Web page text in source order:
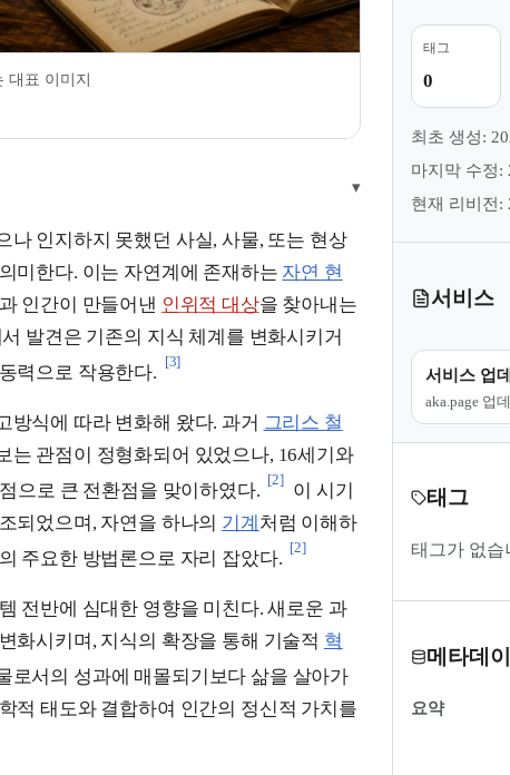
대표 이미지
▾
나 인지하지 못했던 사실, 사물, 또는 현상
미한다. 이는 자연계에 존재하는 자연 현
인간이 만들어낸 인위적 대상을 찾아내는
발견은 기존의 지식 체계를 변화시키거
력으로 작용한다.
[3]
방식에 따라 변화해 왔다. 과거 그리스 철
는 관점이 정형화되어 있었으나, 16세기와
으로 큰 전환점을 맞이하였다.
[2]
이 시기
되었으며, 자연을 하나의 기계 처럼 이해하
주요한 방법론으로 자리 잡았다.
[2]
전반에 심대한 영향을 미친다. 새로운 과
화시키며, 지식의 확장을 통해 기술적 혁
로서의 성과에 매몰되기보다 삶을 살아가
적 태도와 결합하여 인간의 정신적 가치를
태그
0
최초 생성:
마지막 수정:
현재 리비전:
서비스
서비스 업
aka.page 업
태그
태그가 없습
메타데
요약